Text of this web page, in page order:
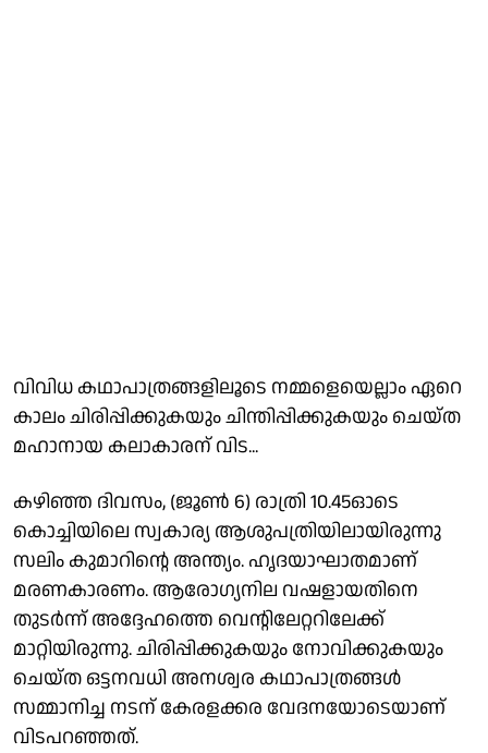
വിവിധ കഥാപാത്രങ്ങളിലൂടെ നമ്മളെയെല്ലാം ഏറെ
കാലം ചിരിപ്പിക്കുകയും ചിന്തിപ്പിക്കുകയും ചെയ്ത
മഹാനായ കലാകാരന് വിട...
കഴിഞ്ഞ ദിവസം, (ജൂൺ 6) രാത്രി 10.45ഓടെ
കൊച്ചിയിലെ സ്വകാര്യ ആശുപത്രിയിലായിരുന്നു
സലിം കുമാറിന്റെ അന്ത്യം. ഹൃദയാഘാതമാണ്
മരണകാരണം. ആരോഗ്യനില വഷളായതിനെ
തുടർന്ന് അദ്ദേഹത്തെ വെന്റിലേറ്ററിലേക്ക്
മാറ്റിയിരുന്നു. ചിരിപ്പിക്കുകയും നോവിക്കുകയും
ചെയ്ത ഒട്ടനവധി അനശ്വര കഥാപാത്രങ്ങൾ
സമ്മാനിച്ച നടന് കേരളക്കര വേദനയോടെയാണ്
വിടപറഞ്ഞത്.